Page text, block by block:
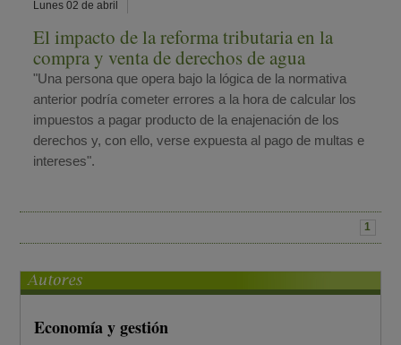
Lunes 02 de abril
El impacto de la reforma tributaria en la
compra y venta de derechos de agua
"Una persona que opera bajo la lógica de la normativa
anterior podría cometer errores a la hora de calcular los
impuestos a pagar producto de la enajenación de los
derechos y, con ello, verse expuesta al pago de multas e
intereses".
1
Economía y gestión